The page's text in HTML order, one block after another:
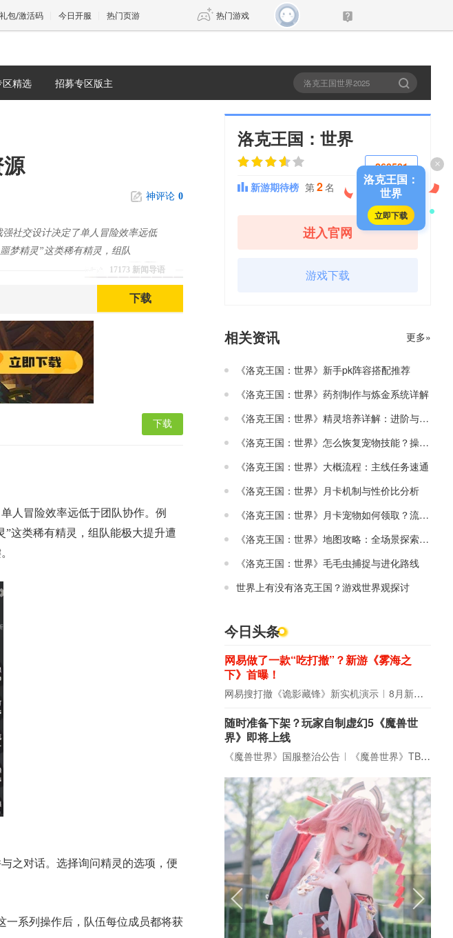
礼包/激活码 今日开服 热门页游 热门游戏
新仙侠5
区精选 招募专区版主
源
神评论 0
17173 新闻导语
社交设计决定了单人冒险效率远低
梦精灵”这类稀有精灵，组队
下载
下载
人冒险效率远低于团队协作。例
这类稀有精灵，组队能极大提升遭
之对话。选择询问精灵的选项，便
一系列操作后，队伍每位成员都将获
洛克王国：世界
260581
投一票
新游期待榜 第2名
进入官网
游戏下载
相关资讯 更多»
《洛克王国：世界》新手pk阵容搭配推荐
《洛克王国：世界》药剂制作与炼金系统详解
《洛克王国：世界》精灵培养详解：进阶与觉醒指南
《洛克王国：世界》怎么恢复宠物技能？操作方法
《洛克王国：世界》大概流程：主线任务速通
《洛克王国：世界》月卡机制与性价比分析
《洛克王国：世界》月卡宠物如何领取？流程指南
《洛克王国：世界》地图攻略：全场景探索指南
《洛克王国：世界》毛毛虫捕捉与进化路线
世界上有没有洛克王国？游戏世界观探讨
今日头条
网易做了一款“吃打撤”？新游《雾海之
下》首曝！
网易搜打撤《诡影藏锋》新实机演示 8月新游前瞻：《诡秘之主》领衔
随时准备下架？玩家自制虚幻5《魔兽世
界》即将上线
《魔兽世界》国服整治公告 《魔兽世界》TBC周年大更：双经典团本回归！
×
洛克王国：
世界
立即下载